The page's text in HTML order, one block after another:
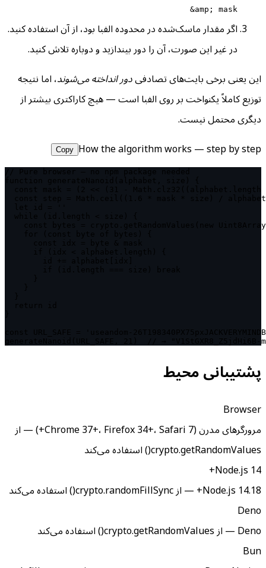
&amp; mask
اگر مقدار ماسک‌شده در محدوده الفبا بود، از آن استفاده کنید.
در غیر این صورت، آن را دور بیندازید و دوباره تلاش کنید.
این یعنی برخی بایت‌های تصادفیدور انداخته می‌شوند، اما نتیجه
توزیع کاملاً یکنواخت بر روی الفبا است — هیچ کاراکتری بیشتر از
دیگری محتمل نیست.
How the algorithm works — step by step
Copy
const step = Math.ceil((1.6 * mask * size) /
const bytes = crypto.getRandomValues(new
const URL_SAFE = 'useandom-
generateNanoid(URL_SAFE, 21)  // → "V1StGXR8_Z5jdHi6B-
پشتیبانی محیط
Browser
مرورگرهای مدرن (Chrome 37+، Firefox 34+، Safari 7+) — از
crypto.getRandomValues() استفاده می‌کند
Node.js 14+
Node.js 14.18+ — از crypto.randomFillSync() استفاده می‌کند
Deno
Deno — از crypto.getRandomValues() استفاده می‌کند
Bun